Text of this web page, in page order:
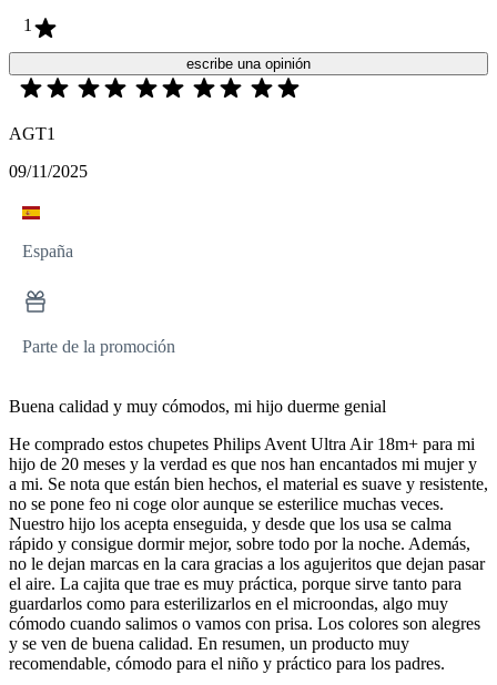
1
escribe una opinión
AGT1
09/11/2025
España
Parte de la promoción
Buena calidad y muy cómodos, mi hijo duerme genial
He comprado estos chupetes Philips Avent Ultra Air 18m+ para mi
hijo de 20 meses y la verdad es que nos han encantados mi mujer y
a mi. Se nota que están bien hechos, el material es suave y resistente,
no se pone feo ni coge olor aunque se esterilice muchas veces.
Nuestro hijo los acepta enseguida, y desde que los usa se calma
rápido y consigue dormir mejor, sobre todo por la noche. Además,
no le dejan marcas en la cara gracias a los agujeritos que dejan pasar
el aire. La cajita que trae es muy práctica, porque sirve tanto para
guardarlos como para esterilizarlos en el microondas, algo muy
cómodo cuando salimos o vamos con prisa. Los colores son alegres
y se ven de buena calidad. En resumen, un producto muy
recomendable, cómodo para el niño y práctico para los padres.